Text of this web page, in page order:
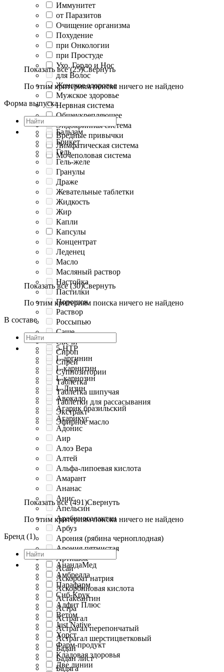
Иммунитет
от Паразитов
Очищение организма
Похудение
при Онкологии
при Простуде
Ухо, Горло и Нос
для Волос
Женское здоровье
Мужское здоровье
Нервная система
Общеукрепляющее
Эндокринная система
Вредные привычки
Лимфатическая система
Мочеполовая система
Показать все (25)Свернуть
По этим критериям поиска ничего не найдено
Форма выпуска
Бальзам
Брикет
Гель
Гель-желе
Гранулы
Драже
Жевательные таблетки
Жидкость
Жир
Капли
Капсулы
Концентрат
Леденец
Масло
Масляный раствор
Настойка
Пастилки
Порошок
Раствор
Россыпью
Саше
Свечи
Сироп
Спрей
Суппозитории
Таблетка
Таблетка шипучая
Таблетки для рассасывания
Экстракт
Эфирное масло
Показать все (30)Свернуть
По этим критериям поиска ничего не найдено
В составе
5-HTP
L-аргинин
L-карнитин
L-карнозин
L-Лизин
Авокадо
Агарик бразильский
Агарикус
Адонис
Аир
Алоэ Вера
Алтей
Альфа-липоевая кислота
Амарант
Ананас
Анис
Апельсин
Арабиногалактан
Арбуз
Арония (рябина черноплодная)
Арония пятнистая
Артишок
Асаи
Аскорбат натрия
Аскорбиновая кислота
Астаксантин
Астра
Астрагал
Астрагал перепончатый
Астрагал шерстицветковый
Бадан
Бадан лист
Бадяга
Показать все (491)Свернуть
По этим критериям поиска ничего не найдено
Бренд (1)
АнандаМед
Амбрелла
Парафарм
Сиб-Крук
Алфит Плюс
Ветом
Just Native
Хорст
Фарм-продукт
Кладовая здоровья
Две линии